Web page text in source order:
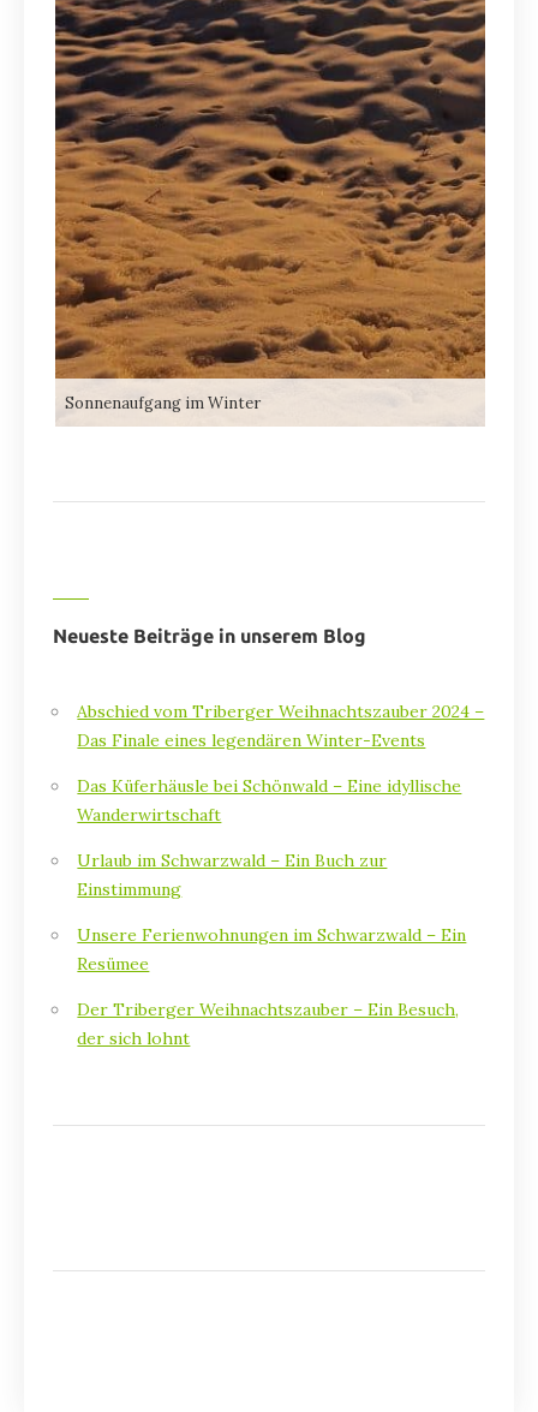
Sonnenaufgang im Winter
Neueste Beiträge in unserem Blog
Abschied vom Triberger Weihnachtszauber 2024 –
Das Finale eines legendären Winter-Events
Das Küferhäusle bei Schönwald – Eine idyllische
Wanderwirtschaft
Urlaub im Schwarzwald – Ein Buch zur
Einstimmung
Unsere Ferienwohnungen im Schwarzwald – Ein
Resümee
Der Triberger Weihnachtszauber – Ein Besuch,
der sich lohnt